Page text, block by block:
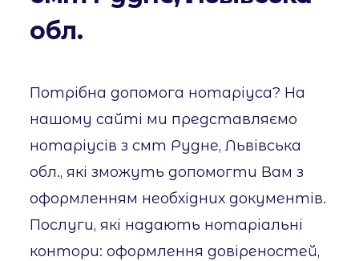
обл.
Потрібна допомога нотаріуса? На
нашому сайті ми представляємо
нотаріусів з смт Рудне, Львівська
обл., які зможуть допомогти Вам з
оформленням необхідних документів.
Послуги, які надають нотаріальні
контори: оформлення довіреностей,